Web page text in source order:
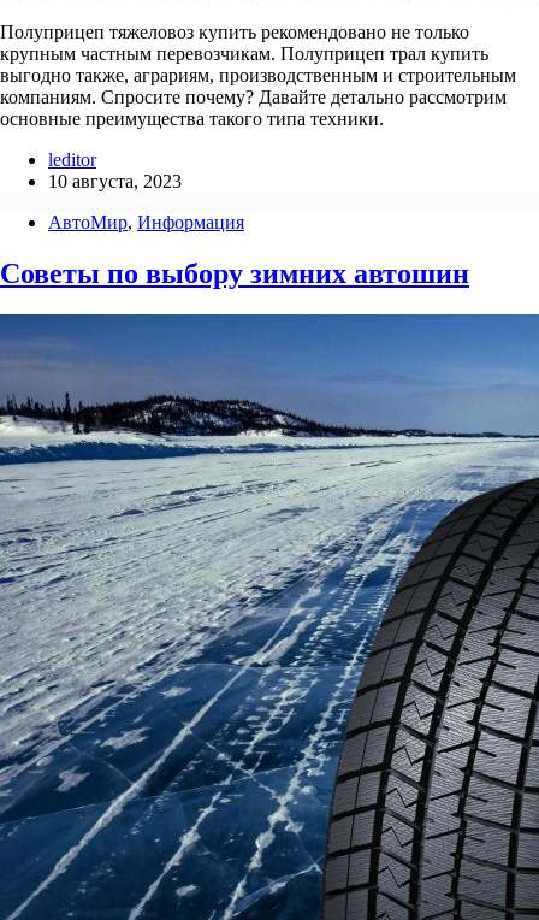
Полуприцеп тяжеловоз купить рекомендовано не только
крупным частным перевозчикам. Полуприцеп трал купить
выгодно также, аграриям, производственным и строительным
компаниям. Спросите почему? Давайте детально рассмотрим
основные преимущества такого типа техники.
leditor
10 августа, 2023
АвтоМир, Информация
Советы по выбору зимних автошин